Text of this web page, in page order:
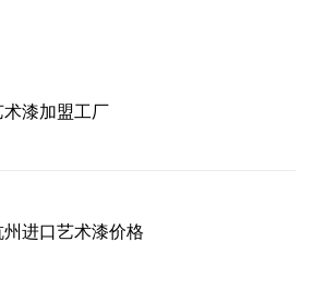
术漆加盟工厂
州进口艺术漆价格